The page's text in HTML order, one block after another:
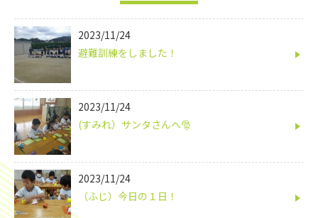
2023/11/24
避難訓練をしました！
2023/11/24
(すみれ）サンタさんへ🎅
2023/11/24
（ふじ）今日の１日！